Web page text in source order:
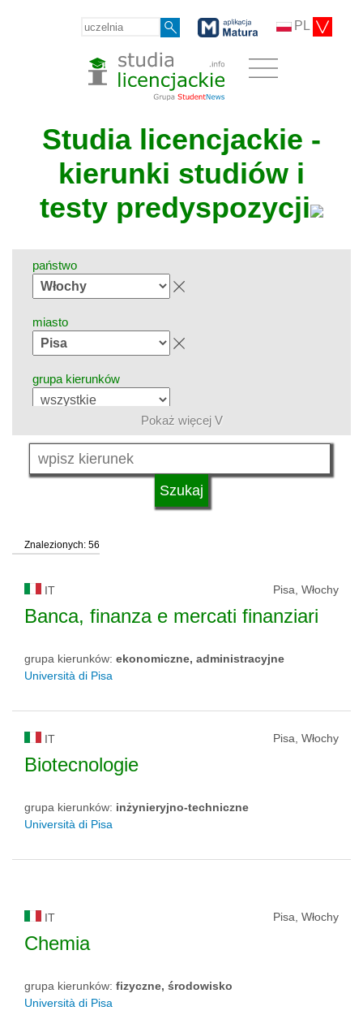
PL
Studia licencjackie -
kierunki studiów i
testy predyspozycji
państwo
miasto
grupa kierunków
język
status uczelni
Pokaż więcej V
Znalezionych: 56
IT Pisa, Włochy
Banca, finanza e mercati finanziari
grupa kierunków: ekonomiczne, administracyjne
Università di Pisa
IT Pisa, Włochy
Biotecnologie
grupa kierunków: inżynieryjno-techniczne
Università di Pisa
IT Pisa, Włochy
Chemia
grupa kierunków: fizyczne, środowisko
Università di Pisa